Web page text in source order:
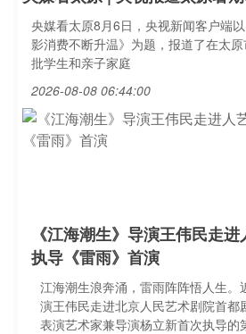
央媒看太原8月6日，央视新闻客户端
影消费不断升温》为题，报道了在太
批学生和亲子家庭
2026-08-08 06:44:00
《江海潮生》导演王伟民走
执导《雷雨》首演
江海潮生浪奔涌，雷雨阵阵悟人生。
演王伟民走进北京人民艺术剧院首都
表演艺术家兼导演杨立新首次执导的